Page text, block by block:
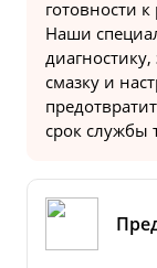
готовности
Наши
смазку и
срок службы